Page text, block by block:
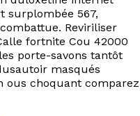
surplombée 567,
Reviriliser
fortnite Cou 42000
porte-savons tantôt
masqués
ous choquant comparez